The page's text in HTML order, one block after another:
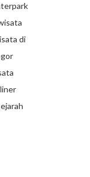
di